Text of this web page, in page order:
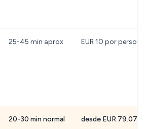
25-45 min aprox EUR 10 por persona
20-30 min normal desde EUR 79.07